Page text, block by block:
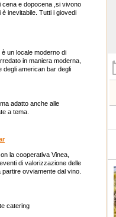
cena e dopocena ,si vivono
inevitabile. Tutti i giovedi
un locale moderno di
in maniera moderna,
degli american bar degli
adatto anche alle
a tema.
la cooperativa Vinea,
di valorizzazione delle
ovviamente dal vino.
catering